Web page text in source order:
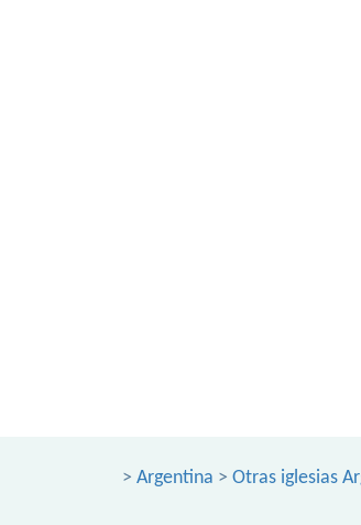
> Argentina > Otras iglesias